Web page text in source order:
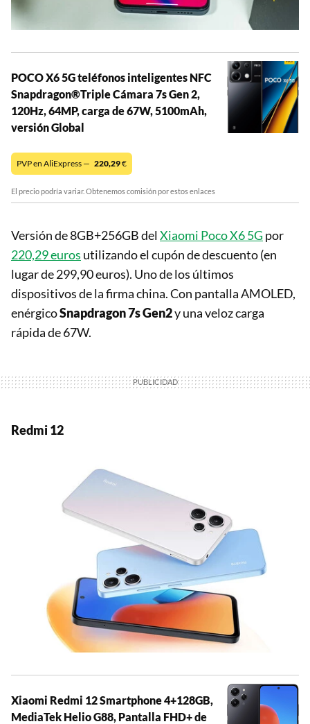
POCO X6 5G teléfonos inteligentes NFC
Snapdragon®Triple Cámara 7s Gen 2,
120Hz, 64MP, carga de 67W, 5100mAh,
versión Global
PVP en AliExpress — 220,29€
El precio podría variar. Obtenemos comisión por estos enlaces
Versión de 8GB+256GB del Xiaomi Poco X6 5Gpor
220,29 euros utilizando el cupón de descuento (en
lugar de 299,90 euros). Uno de los últimos
dispositivos de la firma china. Con pantalla AMOLED,
enérgicoSnapdragon 7s Gen2y una veloz carga
rápida de 67W.
Redmi 12
Xiaomi Redmi 12 Smartphone 4+128GB,
MediaTek Helio G88, Pantalla FHD+ de